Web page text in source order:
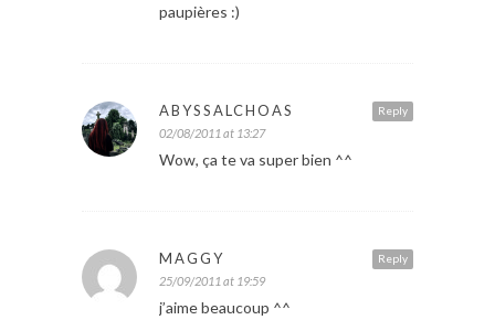
paupières :)
Reply
ABYSSALCHOAS
02/08/2011 at 13:27
Wow, ça te va super bien ^^
Reply
MAGGY
25/09/2011 at 19:59
j’aime beaucoup ^^